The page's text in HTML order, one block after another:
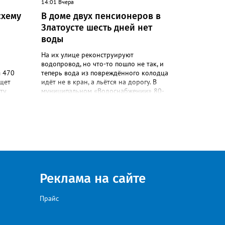
в
470
а
14:01 Вчера
В доме двух пенсионеров в
Златоусте шесть дней нет
воды
На их улице реконструируют
водопровод, но что-то пошло не так, и
теперь вода из повреждённого колодца
идёт не в кран, а льётся на дорогу. В
муниципальном «Водоснабжении» 80-
организации МУП ЗГО "Златоустовское
Водоснабжение" ул. Островского, 7,
подачи воды в дом проводиться не будут.
Реклама на сайте
Прайс